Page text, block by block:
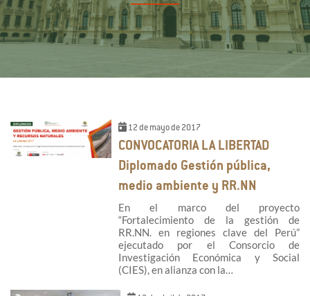
12 de mayo de 2017
CONVOCATORIA LA LIBERTAD
Diplomado Gestión pública,
medio ambiente y RR.NN
En el marco del proyecto
“Fortalecimiento de la gestión de
RR.NN. en regiones clave del Perú”
ejecutado por el Consorcio de
Investigación Económica y Social
(CIES), en alianza con la…